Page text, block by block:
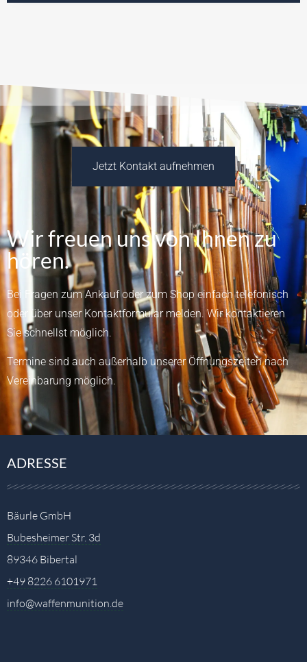
Jetzt Kontakt aufnehmen
Wir freuen uns von Ihnen zu
hören.
Bei Fragen zum Ankauf oder zum Shop einfach telefonisch
oder über unser Kontaktformularmelden.Wir kontaktieren
Sie schnellst möglich.
Termine sind auch außerhalb unserer Öffnungszeiten nach
Vereinbarung möglich.
ADRESSE
Bäurle GmbH
Bubesheimer Str. 3d
89346 Bibertal
+49 8226 6101971
info@waffenmunition.de